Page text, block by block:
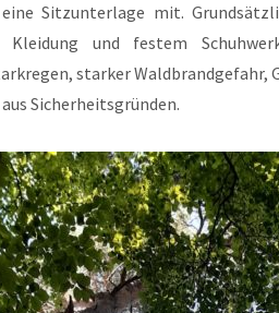
Sitzunterlage mit.
Kleidung und festem
starker Waldbrandgefahr,
Sicherheitsgründen.